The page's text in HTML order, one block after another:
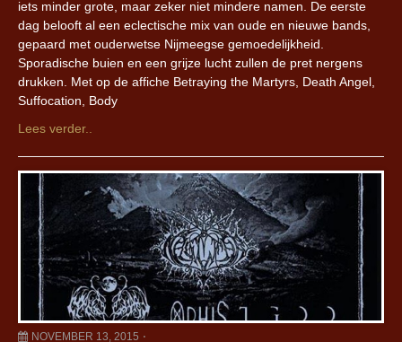
iets minder grote, maar zeker niet mindere namen. De eerste
dag belooft al een eclectische mix van oude en nieuwe bands,
gepaard met ouderwetse Nijmeegse gemoedelijkheid.
Sporadische buien en een grijze lucht zullen de pret nergens
drukken. Met op de affiche Betraying the Martyrs, Death Angel,
Suffocation, Body
Lees verder..
NOVEMBER 13, 2015